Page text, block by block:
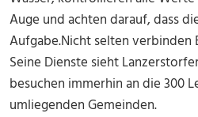
Auge und achten darauf, dass
Aufgabe.Nicht selten verbinden
Seine Dienste sieht
besuchen immerhin an die 300
umliegenden Gemeinden.